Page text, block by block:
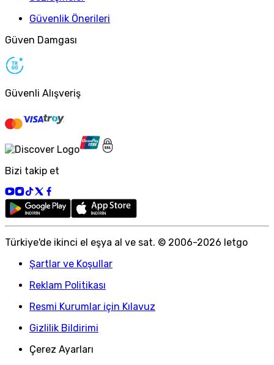
Güvenlik Önerileri
Güven Damgası
Güvenli Alışveriş
Bizi takip et
Türkiye'de ikinci el eşya al ve sat. © 2006-2026 letgo
Şartlar ve Koşullar
Reklam Politikası
Resmi Kurumlar için Kılavuz
Gizlilik Bildirimi
Çerez Ayarları